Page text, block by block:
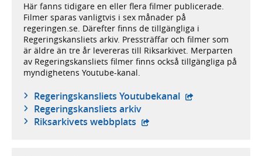
Här fanns tidigare en eller flera filmer publicerade.
Filmer sparas vanligtvis i sex månader på
regeringen.se. Därefter finns de tillgängliga i
Regeringskansliets arkiv. Pressträffar och filmer som
är äldre än tre år levereras till Riksarkivet. Merparten
av Regeringskansliets filmer finns också tillgängliga på
myndighetens Youtube-kanal.
Regeringskansliets Youtubekanal - extern
Regeringskansliets arkiv
Riksarkivets webbplats - extern webbplats,